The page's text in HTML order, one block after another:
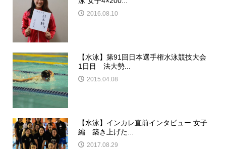
2016.08.10
【水泳】第91回日本選手権水泳競技大会
1日目 法大勢...
2015.04.08
【水泳】インカレ直前インタビュー 女子
編 築き上げた...
2017.08.29